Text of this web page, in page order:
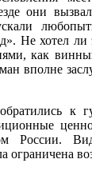
они
Не хотел ли
как
вполне
к
России.
ограничена